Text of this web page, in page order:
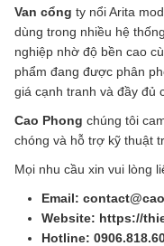
Van cổng ty nổi Arita
dùng trong nhiều hệ
nghiệp nhờ độ bền cao
phẩm đang được phân
giá cạnh tranh và đầy đủ
Cao Phong chúng tôi
chóng và hỗ trợ kỹ thuật
Mọi nhu cầu xin vui lòng
Email:
Website: https://
Hotline: